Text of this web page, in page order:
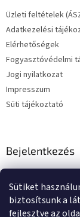
Sütiket
biztosítsunk a
fejlesztve az
Üzleti feltételek
Adatkezelési
Elérhetőségek
Fogyasztóvédelmi
Jogi nyilatkozat
Impresszum
Süti tájékoztató
Bejelentkezés
E-mail
Jelszó